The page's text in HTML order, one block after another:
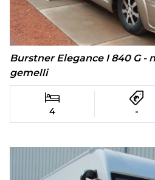
Burstner Elegance I 840 G -
gemelli
4 -